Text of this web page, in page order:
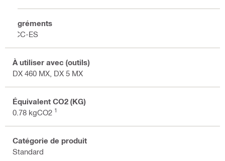
Agréments
ICC-ES
À utiliser avec (outils)
DX 460 MX, DX 5 MX
Équivalent CO2 (KG)
0.78 kgCO2 1
Catégorie de produit
Standard